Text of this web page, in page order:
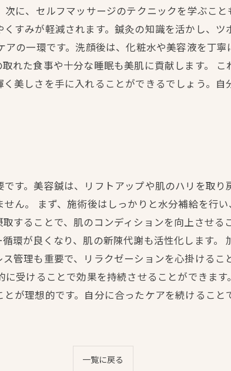
に、セルフマッサージのテクニックを学ぶこ
すみが軽減されます。鍼灸の知識を活かし、
の一環です。洗顔後は、化粧水や美容液を丁
れた食事や十分な睡眠も美肌に貢献します。
美しさを手に入れることができるでしょう。
す。美容鍼は、リフトアップや肌のハリを取
ん。 まず、施術後はしっかりと水分補給を行
することで、肌のコンディションを向上させ
環が良くなり、肌の新陳代謝も活性化します。
管理も重要で、リラクゼーションを心掛ける
受けることで効果を持続させることができま
が理想的です。自分に合ったケアを続けるこ
一覧に戻る